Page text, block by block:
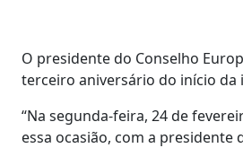
O presidente do Conselho
terceiro aniversário do início
“Na segunda-feira, 24 de
essa ocasião, com a presidente